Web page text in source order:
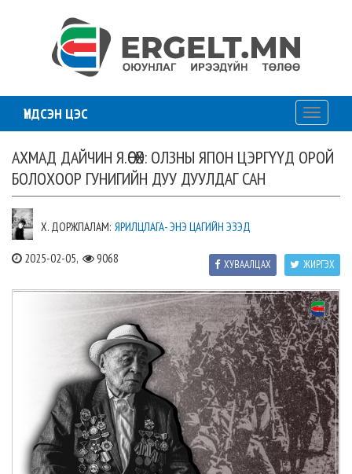
ҮНДСЭН ЦЭС
Toggle
АХМАД ДАЙЧИН Я.ӨСӨХ: ОЛЗНЫ ЯПОН ЦЭРГҮҮД ОРОЙ
БОЛОХООР ГУНИГИЙН ДУУ ДУУЛДАГ САН
Х. ДОРЖПАЛАМ: ЯРИЛЦЛАГА- ЭНЭ ЦАГИЙН ЭЗЭД
2025-02-05, 9068 ЖИРГЭХ
ХУВААЛЦАХ